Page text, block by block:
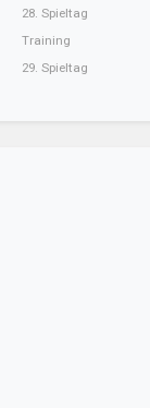
28. Spieltag
Training
29. Spieltag